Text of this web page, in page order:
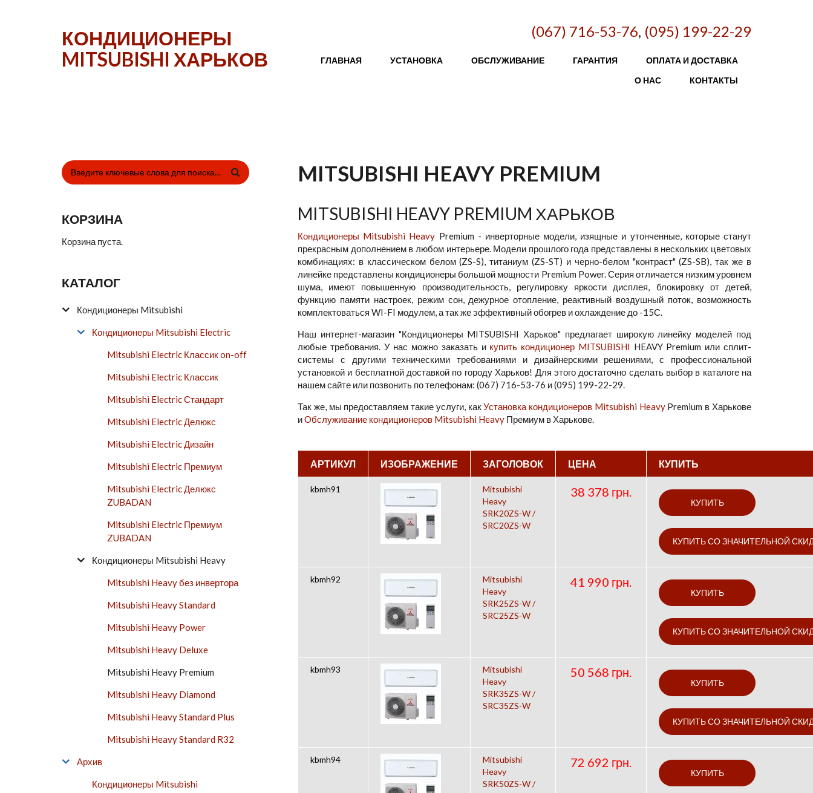
КОНДИЦИОНЕРЫ
MITSUBISHI ХАРЬКОВ
(067) 716-53-76, (095) 199-22-29
ГЛАВНАЯ УСТАНОВКА ОБСЛУЖИВАНИЕ ГАРАНТИЯ
ОПЛАТА И ДОСТАВКА
О НАС
КОНТАКТЫ
ФОРМА ПОИСКА
КОРЗИНА
Корзина пуста.
КАТАЛОГ
Кондиционеры Mitsubishi
Кондиционеры Mitsubishi Electric
Mitsubishi Electric Классик on-off
Mitsubishi Electric Классик
Mitsubishi Electric Стандарт
Mitsubishi Electric Делюкс
Mitsubishi Electric Дизайн
Mitsubishi Electric Премиум
Mitsubishi Electric Делюкс
ZUBADAN
Mitsubishi Electric Премиум
ZUBADAN
Кондиционеры Mitsubishi Heavy
Mitsubishi Heavy без инвертора
Mitsubishi Heavy Standard
Mitsubishi Heavy Power
Mitsubishi Heavy Deluxe
Mitsubishi Heavy Premium
Mitsubishi Heavy Diamond
Mitsubishi Heavy Standard Plus
Mitsubishi Heavy Standard R32
Архив
Кондиционеры Mitsubishi
MITSUBISHI HEAVY PREMIUM
MITSUBISHI HEAVY PREMIUM ХАРЬКОВ
Кондиционеры Mitsubishi Heavy Premium - инверторные модели, изящные и утонченные, которые станут
прекрасным дополнением в любом интерьере. Модели прошлого года представлены в нескольких цветовых
комбинациях: в классическом белом (ZS-S), титаниум (ZS-ST) и черно-белом "контраст" (ZS-SB), так же в
линейке представлены кондиционеры большой мощности Premium Power. Серия отличается низким уровнем
шума, имеют повышенную производительность, регулировку яркости дисплея, блокировку от детей,
функцию памяти настроек, режим сон, дежурное отопление, реактивный воздушный поток, возможность
комплектоваться WI-FI модулем, а так же эффективный обогрев и охлаждение до -15С.
Наш интернет-магазин "Кондиционеры MITSUBISHI Харьков" предлагает широкую линейку моделей под
любые требования. У нас можно заказать и купить кондиционер MITSUBISHI HEAVY Premium или сплит-
системы с другими техническими требованиями и дизайнерскими решениями, с профессиональной
установкой и бесплатной доставкой по городу Харьков! Для этого достаточно сделать выбор в каталоге на
нашем сайте или позвонить по телефонам: (067) 716-53-76 и (095) 199-22-29.
Так же, мы предоставляем такие услуги, какУстановка кондиционеров Mitsubishi HeavyPremium в Харькове
иОбслуживание кондиционеров Mitsubishi Heavy Премиум в Харькове.
АРТИКУЛ ИЗОБРАЖЕНИЕ ЗАГОЛОВОК ЦЕНА КУПИТЬ
kbmh91
Mitsubishi
Heavy
SRK20ZS-W /
SRC20ZS-W
38 378 грн.
kbmh92
Mitsubishi
Heavy
SRK25ZS-W /
SRC25ZS-W
41 990 грн.
kbmh93
Mitsubishi
Heavy
SRK35ZS-W /
SRC35ZS-W
50 568 грн.
kbmh94
Mitsubishi
Heavy
SRK50ZS-W /
72 692 грн.